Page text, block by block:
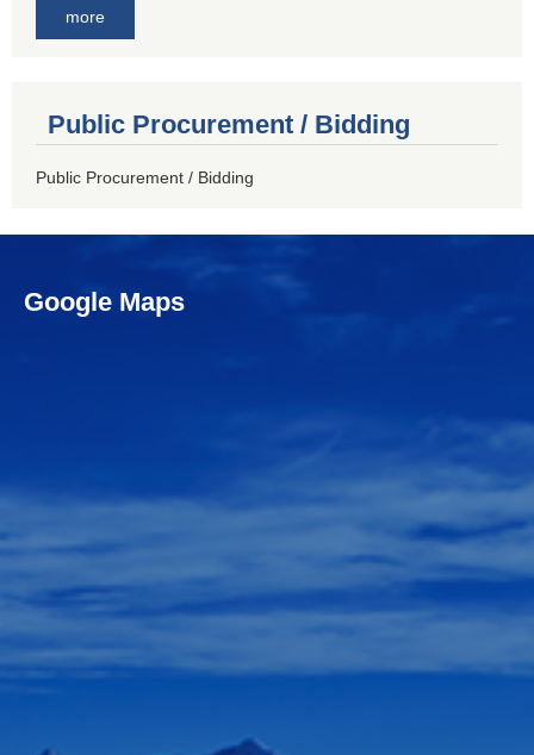
more
Public Procurement / Bidding
Public Procurement / Bidding
Google Maps